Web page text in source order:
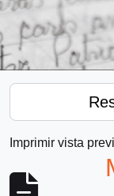
Imprimir vista